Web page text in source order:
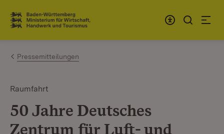
Zum Inhalt springen
Link zur Startseite
Pressemitteilungen
Raumfahrt
50 Jahre Deutsches
Zentrum für Luft- und